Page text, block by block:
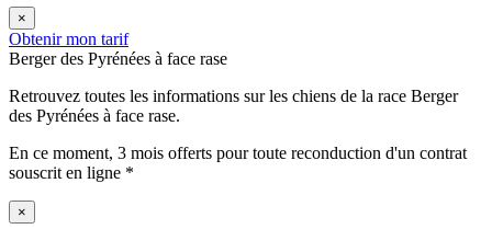
×
Obtenir mon tarif
Berger des Pyrénées à face rase
Retrouvez toutes les informations sur les chiens de la race Berger
des Pyrénées à face rase.
En ce moment, 3 mois offerts pour toute reconduction d'un contrat
souscrit en ligne *
×